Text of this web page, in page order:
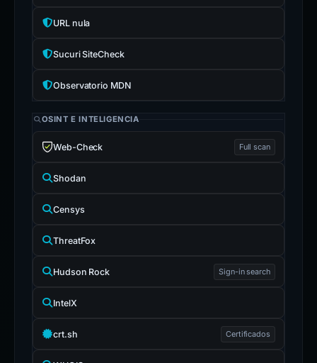
URL nula
Sucuri SiteCheck
Observatorio MDN
OSINT E INTELIGENCIA
Web-Check Full scan
Shodan
Censys
ThreatFox
Hudson Rock Sign-in search
IntelX
crt.sh Certificados